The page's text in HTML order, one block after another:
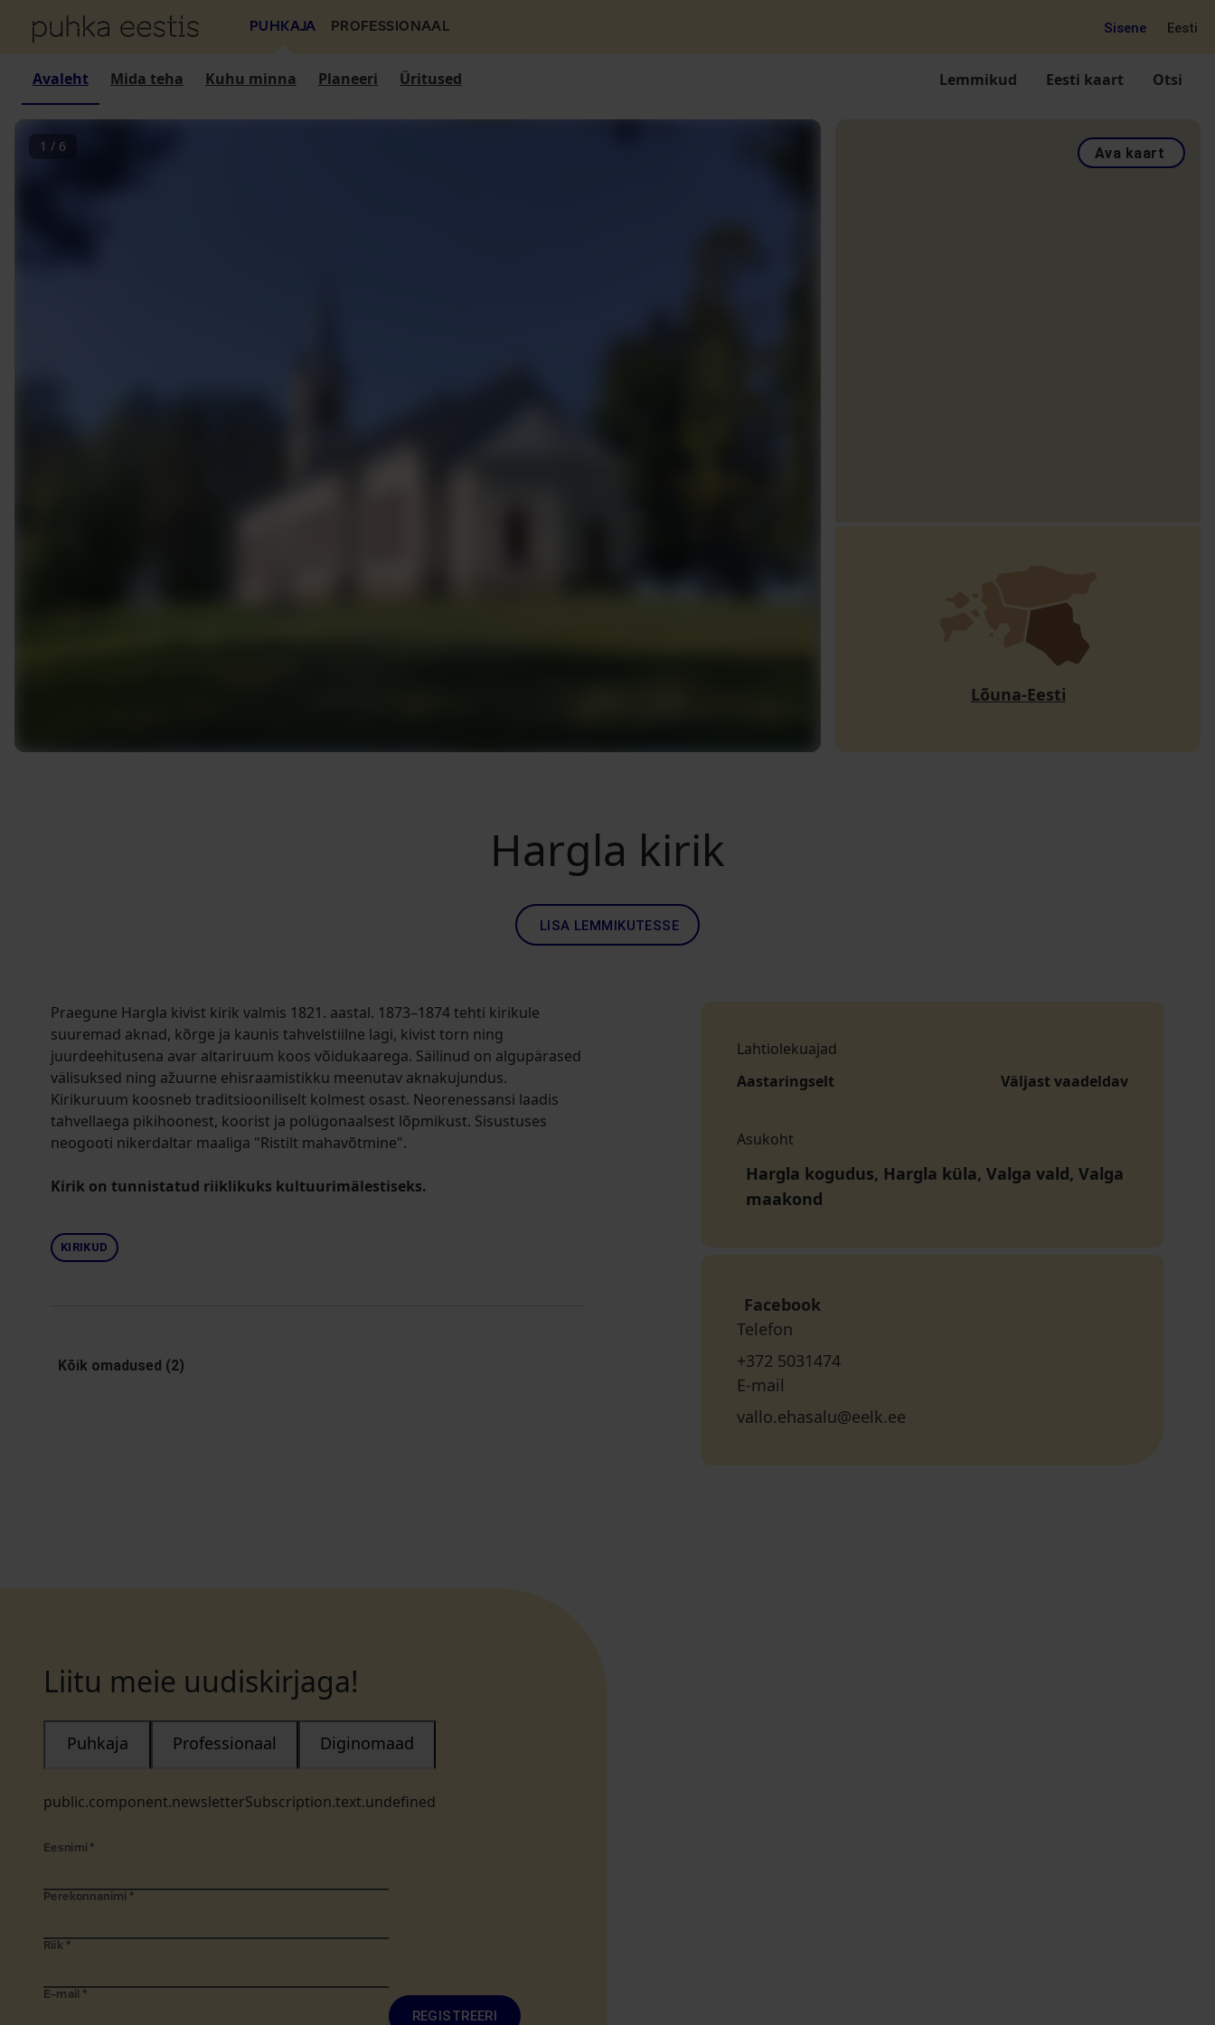
PUHKAJA PROFESSIONAAL Sisene Eesti
Avaleht Mida teha Kuhu minna Planeeri Üritused Lemmikud Eesti kaart Otsi
1 / 6 Ava kaart
Lõuna-Eesti
Hargla kirik
LISA LEMMIKUTESSE
Praegune Hargla kivist kirik valmis 1821. aastal. 1873–1874 tehti kirikule
suuremad aknad, kõrge ja kaunis tahvelstiilne lagi, kivist torn ning
juurdeehitusena avar altariruum koos võidukaarega. Säilinud on algupärased
välisuksed ning ažuurne ehisraamistikku meenutav aknakujundus.
Kirikuruum koosneb traditsiooniliselt kolmest osast. Neorenessansi laadis
tahvellaega pikihoonest, koorist ja polügonaalsest lõpmikust. Sisustuses
neogooti nikerdaltar maaliga "Ristilt mahavõtmine".
Kirik on tunnistatud riiklikuks kultuurimälestiseks.
KIRIKUD
Kõik omadused (2)
Lahtiolekuajad
Aastaringselt
Väljast vaadeldav
Asukoht
Hargla kogudus, Hargla küla, Valga vald, Valga
maakond
Facebook
Telefon
+372 5031474
E-mail
vallo.ehasalu@eelk.ee
Liitu meie uudiskirjaga!
public.component.newsletterSubscription.text.undefined
Puhkaja Professionaal Diginomaad
Eesnimi *
Perekonnanimi *
Riik *
E-mail *
REGISTREERI